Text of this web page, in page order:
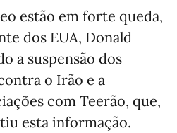
estão em forte queda,
dos EUA, Donald
a suspensão dos
o Irão e a
com Teerão, que,
esta informação.